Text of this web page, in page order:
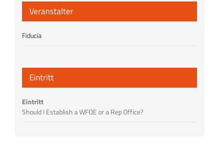
Veranstalter
Fiducia
Eintritt
Eintritt
Should I Establish a WFOE or a Rep Office?